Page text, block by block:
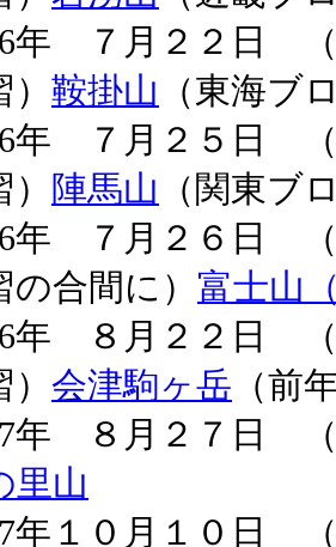
年 ７月２２日 （
鞍掛山 （東海ブ
年 ７月２５日 （
陣馬山 （関東ブ
年 ７月２６日 （
の合間に） 富士山
年 ８月２２日 （
会津駒ヶ岳 （前
年 ８月２７日 （
里山
年１０月１０日